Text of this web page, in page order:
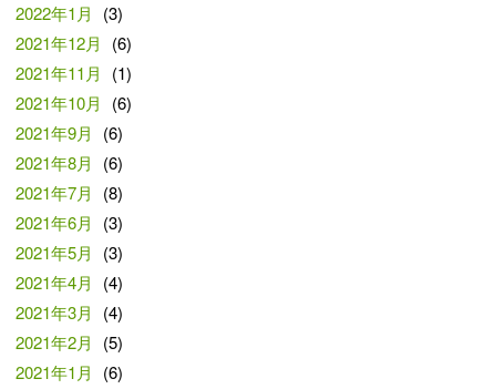
2022年1月
(3)
2021年12月
(6)
2021年11月
(1)
2021年10月
(6)
2021年9月
(6)
2021年8月
(6)
2021年7月
(8)
2021年6月
(3)
2021年5月
(3)
2021年4月
(4)
2021年3月
(4)
2021年2月
(5)
2021年1月
(6)